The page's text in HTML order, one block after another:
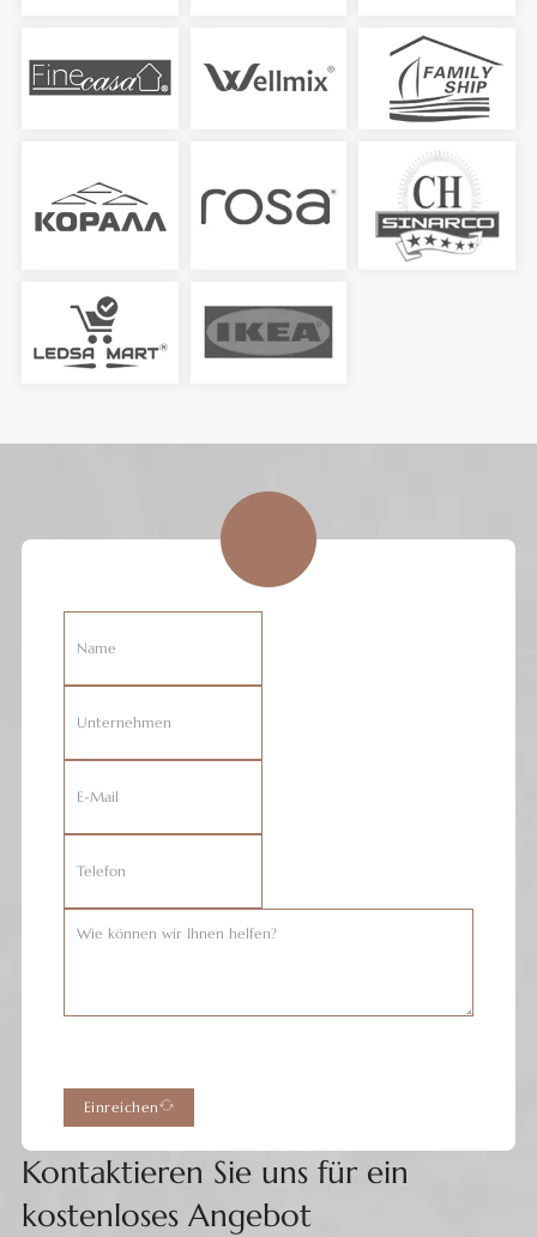
Kontaktieren Sie uns für ein
kostenloses Angebot
Einreichen